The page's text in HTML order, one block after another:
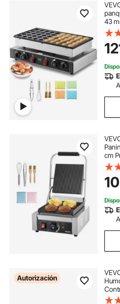
43
W,
cm
con
con
Autorización